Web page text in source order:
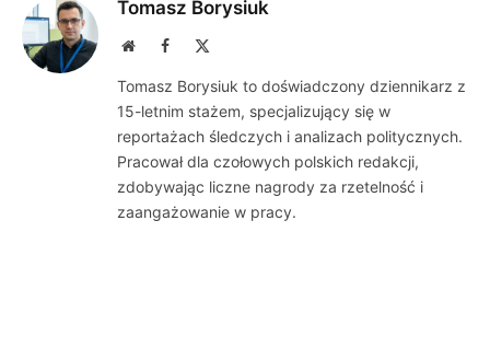
Tomasz Borysiuk
WebsiteFacebook
Tomasz Borysiuk to doświadczony dziennikarz z
15-letnim stażem, specjalizujący się w
reportażach śledczych i analizach politycznych.
Pracował dla czołowych polskich redakcji,
zdobywając liczne nagrody za rzetelność i
zaangażowanie w pracy.